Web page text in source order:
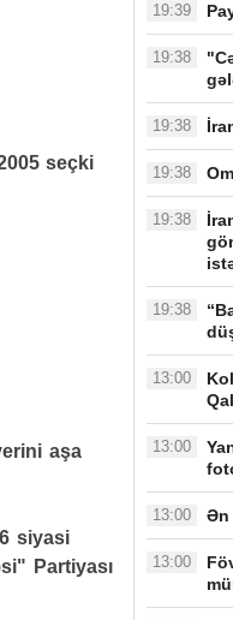
seçki
aşa
siyasi
Partiyası
19:39
19:38
19:38
19:38
19:38
19:38
13:00
13:00
13:00 Ən
13:00